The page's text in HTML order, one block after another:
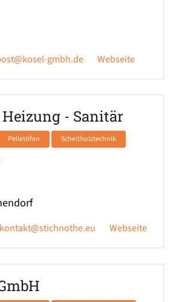
gmbh.de Webseite
- Sanitär
Pelletöfen Scheitholztechnik
kontakt@stichnothe.eu Webseite